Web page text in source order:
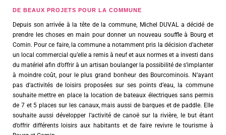
DE BEAUX PROJETS POUR LA COMMUNE
Depuis son arrivée à la tête de la commune, Michel DUVAL a décidé de
prendre les choses en main pour donner un nouveau souffle à Bourg et
Comin. Pour ce faire, la commune a notamment pris la décision d’acheter
un local commercial qu’elle a remis à neuf et aux normes et a investi dans
du matériel afin d’offrir à un artisan boulanger la possibilité de s’implanter
à moindre coût, pour le plus grand bonheur des Bourcominois. N’ayant
pas d’activités de loisirs proposées sur ses points d’eau, la commune
souhaite mettre en place la location de bateaux électriques sans permis
de 7 et 5 places sur les canaux, mais aussi de barques et de paddle. Elle
souhaite aussi développer l’activité de canoë sur la rivière, le but étant
d’offrir différents loisirs aux habitants et de faire revivre le tourisme à